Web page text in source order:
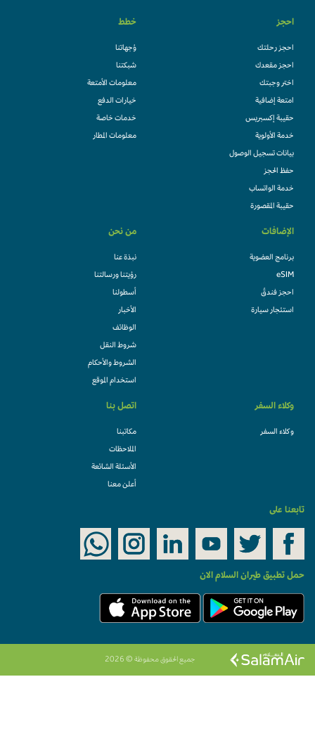
احجز
احجز رحلتك
احجز مقعدك
اختر وجبتك
امتعة إضافية
حقيبة إكسبريس
خدمة الأولوية
بيانات تسجيل الوصول
حفظ الحجز
خدمة الواتساب
حقيبة المقصورة
خطط
وُجهاتنا
شبكتنا
معلومات الأمتعة
خيارات الدفع
خدمات خاصة
معلومات المطار
الإضافات
برنامج العضوية
eSIM
احجز فندقً
استئجار سيارة
من نحن
نبذة عنا
رؤيتنا ورسالتنا
أسطولنا
الأخبار
الوظائف
شروط النقل
الشروط والأحكام
استخدام الموقع
وكلاء السفر
وكلاء السفر
اتصل بنا
مكاتبنا
الملاحظات
الأسئلة الشائعة
أعلن معنا
تابعنا على
حمل تطبيق طيران السلام الان
جميع الحقوق محفوظة © 2026